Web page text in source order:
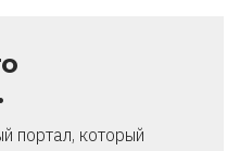
портал, который